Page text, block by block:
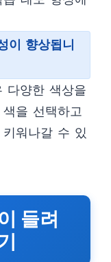
이 향상됩니
다양한 색상을
을 선택하고
워나갈 수 있
들려